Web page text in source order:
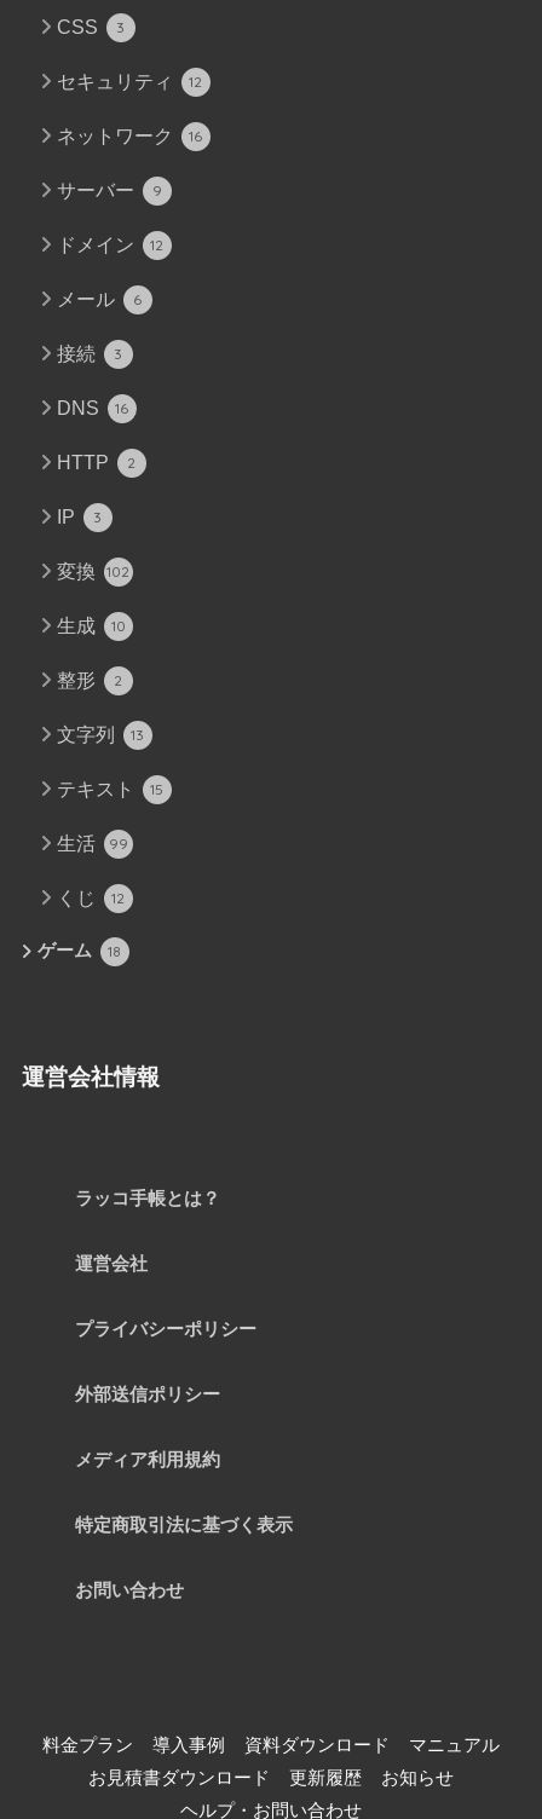
CSS 3
セキュリティ 12
ネットワーク 16
サーバー 9
ドメイン 12
メール 6
接続 3
DNS 16
HTTP 2
IP 3
変換 102
生成 10
整形 2
文字列 13
テキスト 15
生活 99
くじ 12
ゲーム 18
運営会社情報
ラッコ手帳とは？
運営会社
プライバシーポリシー
外部送信ポリシー
メディア利用規約
特定商取引法に基づく表示
お問い合わせ
料金プラン 導入事例 資料ダウンロード
マニュアル
お見積書ダウンロード
更新履歴
お知らせ
ヘルプ・お問い合わせ